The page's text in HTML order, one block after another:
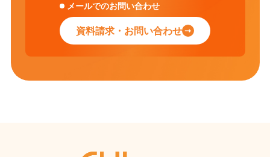
メールでのお問い合わせ
資料請求・お問い合わせ